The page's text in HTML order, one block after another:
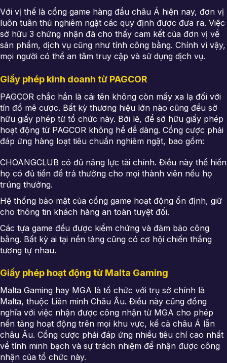
Với vị thế là cổng game hàng đầu châu Á hiện nay, đơn vị
luôn tuân thủ nghiêm ngặt các quy định được đưa ra. Việc
sở hữu 3 chứng nhận đã cho thấy cam kết của đơn vị về
sản phẩm, dịch vụ cũng như tính công bằng. Chính vì vậy,
mọi người có thể an tâm truy cập và sử dụng dịch vụ.
Giấy phép kinh doanh từ PAGCOR
PAGCOR chắc hắn là cái tên không còn mấy xa lạ đối với
tín đồ mê cược. Bất kỳ thương hiệu lớn nào cũng đều sở
hữu giấy phép từ tổ chức này. Bởi lẽ, để sở hữu giấy phép
hoạt động từ PAGCOR không hề dễ dàng. Cổng cược phải
đáp ứng hàng loạt tiêu chuẩn nghiêm ngặt, bao gồm:
CHOANGCLUB có đủ năng lực tài chính. Điều này thể hiển
họ có đủ tiền để trả thưởng cho mọi thành viên nếu họ
trúng thưởng.
Hệ thống bảo mật của cổng game hoạt động ổn định, giữ
cho thông tin khách hàng an toàn tuyệt đối.
Các tựa game đều được kiểm chứng và đảm bảo công
bằng. Bất kỳ ai tại nền tảng cũng có cơ hội chiến thắng
tương tự nhau.
Giấy phép hoạt động từ Malta Gaming
Malta Gaming hay MGA là tổ chức với trụ sở chính là
Malta, thuộc Liên minh Châu Âu. Điều này cũng đồng
nghĩa với việc nhận được công nhận từ MGA cho phép
nền tảng hoạt động trên mọi khu vực, kể cả châu Á lẫn
châu Âu. Cổng cược phải đáp ứng nhiều tiêu chí cao nhất
về tính minh bạch và sự trách nhiệm để nhận được công
nhận của tổ chức này.